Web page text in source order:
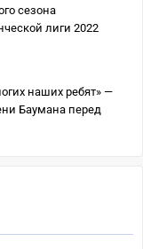
сезона
лиги 2022
наших ребят» —
Баумана перед